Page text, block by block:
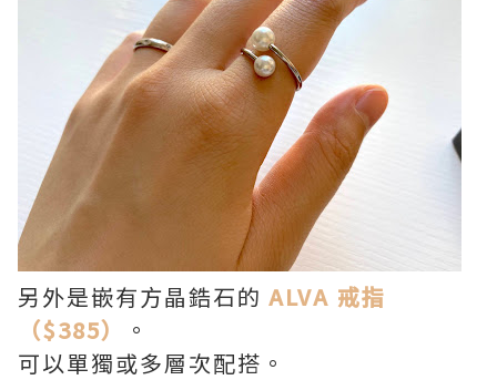
另外是嵌有方晶鋯石的 ALVA 戒指
（$385）
。
可以單獨或多層次配搭。